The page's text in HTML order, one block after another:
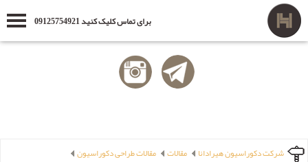
برای تماس کلیک کنید 09125754921
شرکت دکوراسیون هیرادانا مقالات مقالات طراحی دکوراسیون